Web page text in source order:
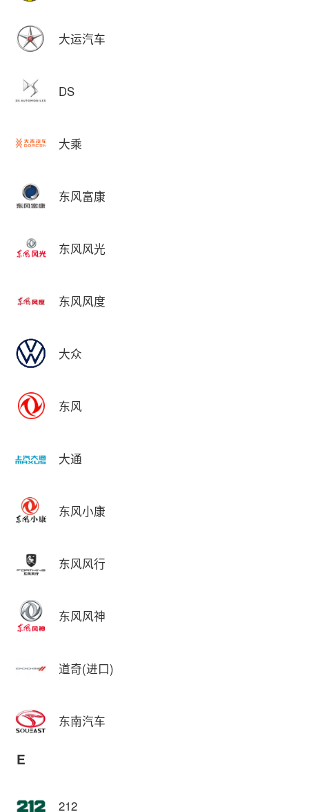
大运汽车
DS
大乘
东风富康
东风风光
东风风度
大众
东风
大通
东风小康
东风风行
东风风神
道奇(进口)
东南汽车
E
212